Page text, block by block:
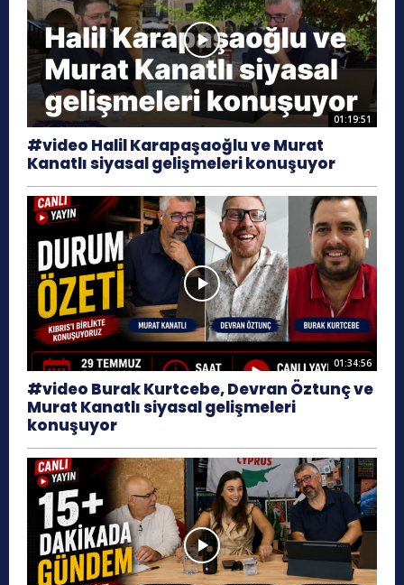
01:19:51
#video Halil Karapaşaoğlu ve Murat
Kanatlı siyasal gelişmeleri konuşuyor
01:34:56
#video Burak Kurtcebe, Devran Öztunç ve
Murat Kanatlı siyasal gelişmeleri
konuşuyor